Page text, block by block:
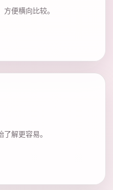
便横向比较。
解更容易。